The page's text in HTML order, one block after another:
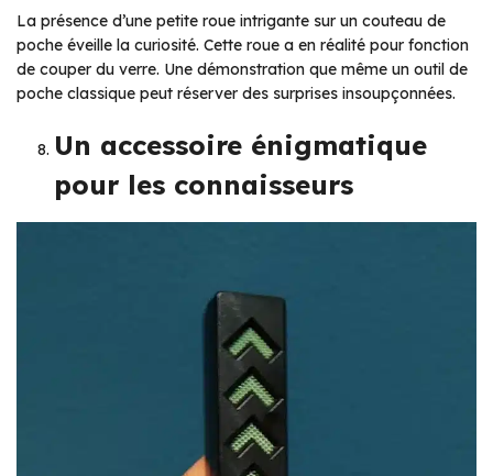
La présence d’une petite roue intrigante sur un couteau de
poche éveille la curiosité. Cette roue a en réalité pour fonction
de couper du verre. Une démonstration que même un outil de
poche classique peut réserver des surprises insoupçonnées.
Un accessoire énigmatique
pour les connaisseurs